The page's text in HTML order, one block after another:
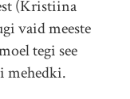
(Kristiina
vaid meeste
tegi see
mehedki.